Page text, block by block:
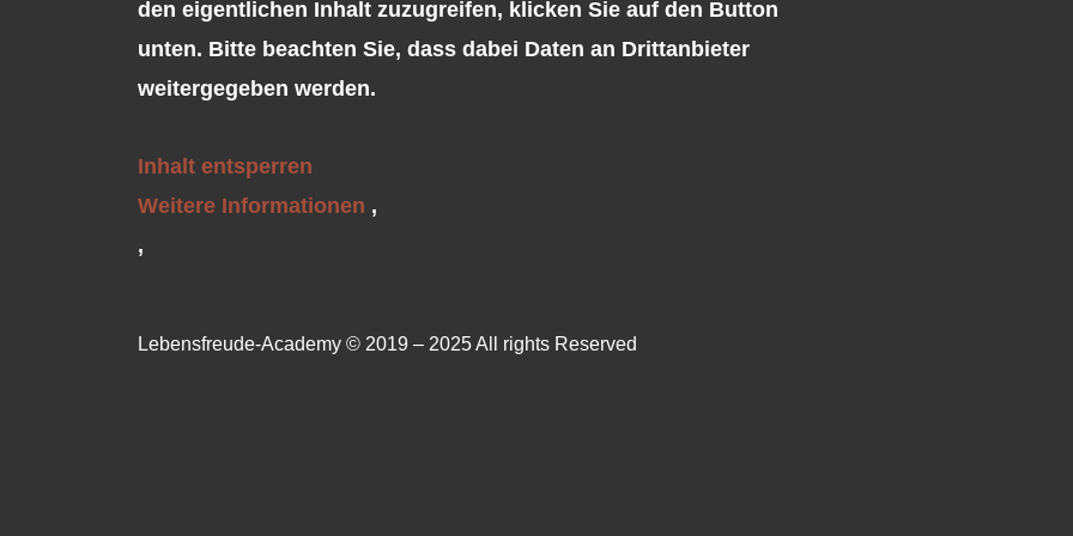
den eigentlichen Inhalt zuzugreifen, klicken Sie auf den Button
unten. Bitte beachten Sie, dass dabei Daten an Drittanbieter
weitergegeben werden.
Inhalt entsperren
Weitere Informationen ‚
‚
Lebensfreude-Academy © 2019 – 2025 All rights Reserved